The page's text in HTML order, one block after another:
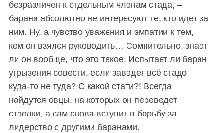
безразличен к отдельным членам стада, –
барана абсолютно не интересуют те, кто идет за
ним. Ну, а чувство уважения и эмпатии к тем,
кем он взялся руководить… Сомнительно, знает
ли он вообще, что это такое. Испытает ли баран
угрызения совести, если заведет всё стадо
куда-то не туда? С какой стати?! Всегда
найдутся овцы, на которых он переведет
стрелки, а сам снова вступит в борьбу за
лидерство с другими баранами.